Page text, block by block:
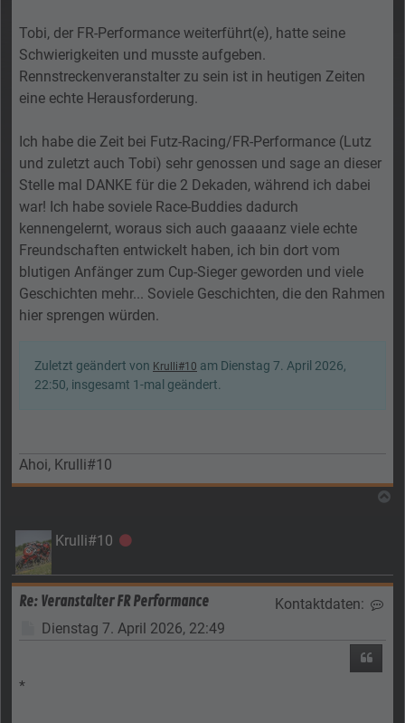
Tobi, der FR-Performance weiterführt(e), hatte seine
Schwierigkeiten und musste aufgeben.
Rennstreckenveranstalter zu sein ist in heutigen Zeiten
eine echte Herausforderung.
Ich habe die Zeit bei Futz-Racing/FR-Performance (Lutz
und zuletzt auch Tobi) sehr genossen und sage an dieser
Stelle mal DANKE für die 2 Dekaden, während ich dabei
war! Ich habe soviele Race-Buddies dadurch
kennengelernt, woraus sich auch gaaaanz viele echte
Freundschaften entwickelt haben, ich bin dort vom
blutigen Anfänger zum Cup-Sieger geworden und viele
Geschichten mehr... Soviele Geschichten, die den Rahmen
hier sprengen würden.
Zuletzt geändert von Krulli#10 am Dienstag 7. April 2026,
22:50, insgesamt 1-mal geändert.
Ahoi, Krulli#10
Krulli#10 Offline
Re: Veranstalter FR Performance Kontaktdaten:
Beitrag
Dienstag 7. April 2026, 22:49
*